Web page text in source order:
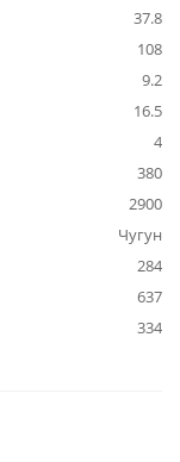
37.8
108
9.2
16.5
4
380
2900
Чугун
284
637
334